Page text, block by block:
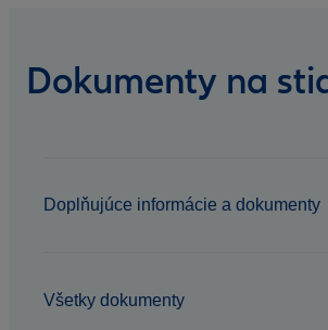
Dokumenty na
Doplňujúce informácie a dokumenty
Všetky dokumenty